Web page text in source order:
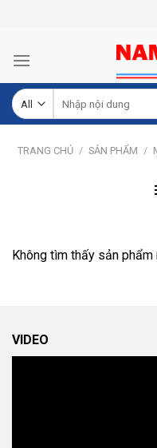
kiếm:
TRANG CHỦ / SẢN PHẨM /
Không tìm thấy sản
VIDEO